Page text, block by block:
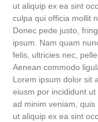
ut aliquip ex ea sint
culpa qui officia mollit
Donec pede justo,
ipsum. Nam quam
felis, ultricies nec,
Aenean commodo
Lorem ipsum dolor sit
eiusm por incididunt
ad minim veniam,
ut aliquip ex ea sint